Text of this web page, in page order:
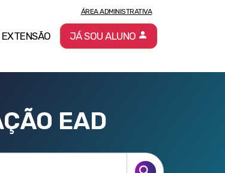
EXTENSÃO
ÁREA ADMINISTRATIVA
JÁ SOU ALUNO
EAD